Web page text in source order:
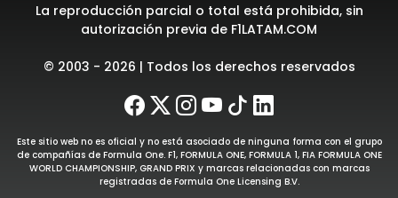
La reproducción parcial o total está prohibida, sin
autorización previa de F1LATAM.COM
© 2003 - 2026 | Todos los derechos reservados
Este sitio web no es oficial y no está asociado de ninguna forma con el grupo
de compañías de Formula One. F1, FORMULA ONE, FORMULA 1, FIA FORMULA ONE
WORLD CHAMPIONSHIP, GRAND PRIX y marcas relacionadas con marcas
registradas de Formula One Licensing B.V.